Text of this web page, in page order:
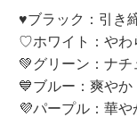
♥ブラック：引き
♡ホワイト：やわ
💚グリーン：ナチ
💙ブルー：爽や
💜パープル：華